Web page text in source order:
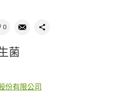
0
菌
份有限公司